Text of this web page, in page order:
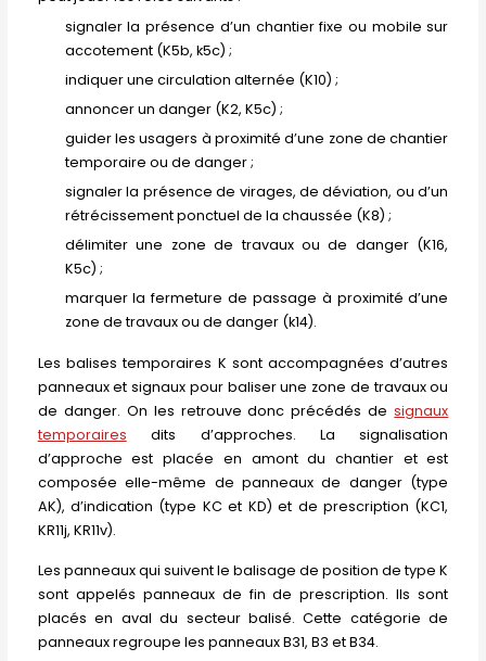
signaler la présence d’un chantier fixe ou mobile sur
accotement (K5b, k5c) ;
indiquer une circulation alternée (K10) ;
annoncer un danger (K2, K5c) ;
guider les usagers à proximité d’une zone de chantier
temporaire ou de danger ;
signaler la présence de virages, de déviation, ou d’un
rétrécissement ponctuel de la chaussée (K8) ;
délimiter une zone de travaux ou de danger (K16,
K5c) ;
marquer la fermeture de passage à proximité d’une
zone de travaux ou de danger (k14).
Les balises temporaires K sont accompagnées d’autres
panneaux et signaux pour baliser une zone de travaux ou
de danger. On les retrouve donc précédés designaux
temporaires dits d’approches. La signalisation
d’approche est placée en amont du chantier et est
composée elle-même de panneaux de danger (type
AK), d’indication (type KC et KD) et de prescription (KC1,
KR11j, KR11v).
Les panneaux qui suivent le balisage de position de type K
sont appelés panneaux de fin de prescription. Ils sont
placés en aval du secteur balisé. Cette catégorie de
panneaux regroupe les panneaux B31, B3 et B34.